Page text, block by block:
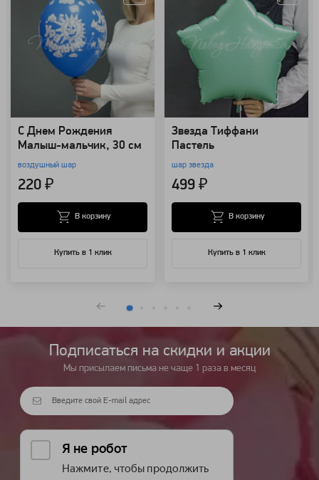
C Днем Рождения
Малыш-мальчик, 30 см
воздушный шар
220 ₽
Купить в 1 клик
В корзину
Звезда Тиффани
Пастель
шар звезда
499 ₽
Купить в 1 клик
В корзину
Подписаться на cкидки и акции
Мы присылаем письма не чаще 1 раза в месяц